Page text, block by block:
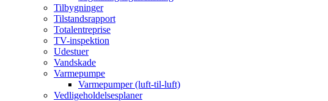
Tilbygninger
Tilstandsrapport
Totalentreprise
TV-inspektion
Udestuer
Vandskade
Varmepumpe
Varmepumper (luft-til-luft)
Vedligeholdelsesplaner